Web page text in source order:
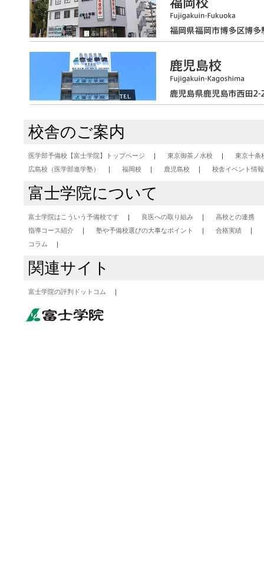
校舎のご案内
医学部予備校【富士学院】トップページ 東京御茶ノ水校
東京十条
広島校（医学部進学塾）
福岡校 鹿児島校 校舎イベント情報
富士学院について
富士学院はこういう予備校です 良医への取り組み
高校との連携
指導コース紹介
塾や予備校選びの大事なポイント
合格実績
コラム
関連サイト
富士学院の評判ドットコム